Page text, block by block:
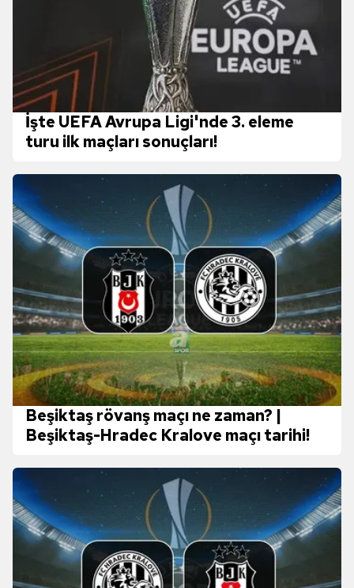
İşte UEFA Avrupa Ligi'nde 3. eleme
turu ilk maçları sonuçları!
Beşiktaş rövanş maçı ne zaman? |
Beşiktaş-Hradec Kralove maçı tarihi!